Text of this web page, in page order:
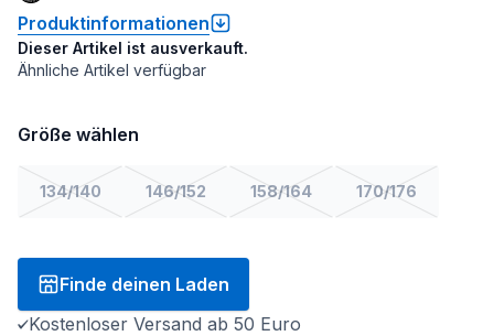
Produktinformationen
Dieser Artikel ist ausverkauft.
Ähnliche Artikel verfügbar
Größe wählen
134/140 146/152 158/164 170/176
Finde deinen Laden
Kostenloser Versand ab 50 Euro